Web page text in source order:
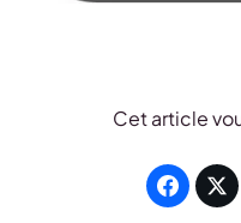
Cet article